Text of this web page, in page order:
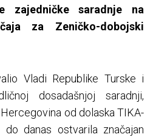
zajedničke saradnje na
za Zeničko-dobojski
Vladi Republike Turske i
dosadašnjoj saradnji,
od dolaska TIKA-
danas ostvarila značajan